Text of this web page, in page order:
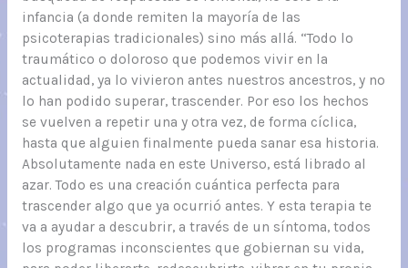
infancia (a donde remiten la mayoría de las
psicoterapias tradicionales) sino más allá. “Todo lo
traumático o doloroso que podemos vivir en la
actualidad, ya lo vivieron antes nuestros ancestros, y no
lo han podido superar, trascender. Por eso los hechos
se vuelven a repetir una y otra vez, de forma cíclica,
hasta que alguien finalmente pueda sanar esa historia.
Absolutamente nada en este Universo, está librado al
azar. Todo es una creación cuántica perfecta para
trascender algo que ya ocurrió antes. Y esta terapia te
va a ayudar a descubrir, a través de un síntoma, todos
los programas inconscientes que gobiernan su vida,